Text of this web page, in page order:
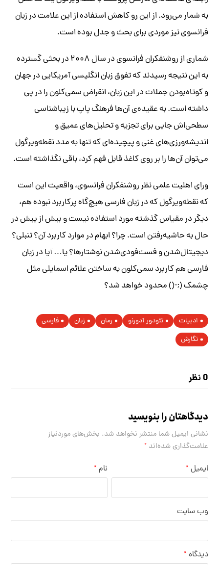
به شمار می‌رود. از این رو کاهش استفاده از این علامت در زبان
فرانسوی نیز موردی برای بحث و جدل بوده است.
شماری از روشنفکران فرانسوی‌ در سال ۲۰۰۸ در بحثی گسترده
به این نتیجه رسیدند که تفوق زبان انگلیسی آمریکایی در جهان
و کوتاه‌بودن جملات در این زبان، انقراض سمی‌کلون را در پی
داشته است. به عقیده‌ی آن‌ها فرهنگ پاپ با زیباشناسی
سطحی‌اش جایی برای تجزیه‌ و تحلیل‌های عمیق و
اندیشه‌ورزی‌های غنی و پیچیده‌ای که تنها به مدد نقطه‌ویرگول
می‌توان آن‌ها را بر روی کاغذ قابل فهم کرد، باقی نگذاشته است.
ورای اهلیت علمی نظر روشنفکران فرانسوی، واقعیت این است
که نقطه‌ویرگول که در زبان فارسی هیچ‌گاه پرکاربرد نبوده هم،
دیگر در مقیاس گذشته مورد استفاده نیست و بیش از پیش در
حال به حاشیه‌رفتن است. چرا؟ ابهام در موارد کاربرد آن؟ تنبلی؟
دیجیتال‌شدن و فست‌فودی‌شدن نوشتارها؟ یا… آیا در زبان
فارسی هم کاربرد سمی‌کلون به ساختن علائم اسمایلی مثل
چشمک (;-() محدود خواهد شد؟
ادبیات تئودور آدورنو رمان زبان
فارسی
نگارش
0 نظر
دیدگاهتان را بنویسید
نشانی ایمیل شما منتشر نخواهد شد. بخش‌های موردنیاز
علامت‌گذاری شده‌اند*
نام * ایمیل *
وب‌ سایت
دیدگاه *